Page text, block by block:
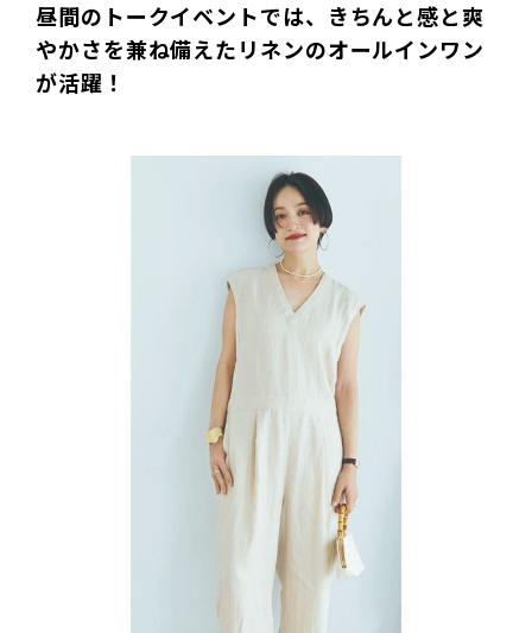
昼間のトークイベントでは、きちんと感と爽
やかさを兼ね備えたリネンのオールインワン
が活躍！